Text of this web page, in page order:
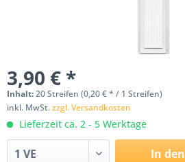
3,90 € *
Inhalt:20 Streifen (0,20 € * / 1 Streifen)
inkl. MwSt.zzgl. Versandkosten
Lieferzeit ca. 2 - 5 Werktage
In den